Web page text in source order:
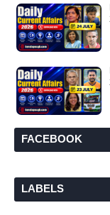
FACEBOOK
LABELS